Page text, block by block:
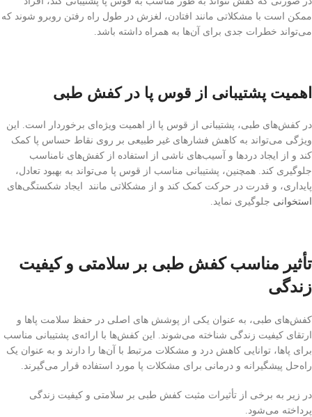
ممکن است با مشکلاتی مانند افتادن، لغزش در طول راه رفتن روبرو شوند که
می‌تواند خطرات جدی برای آن‌ها به همراه داشته باشد.
اهمیت پشتیبانی از قوس پا در کفش طبی
در کفش‌های طبی، پشتیبانی از قوس پا از اهمیت ویژه‌ای برخوردار است. این
ویژگی می‌تواند به کاهش فشارهای غیر طبیعی بر روی نقاط حساس پا کمک
کند و از ایجاد دردها و آسیب‌های ناشی از استفاده از کفش‌های نامناسب
جلوگیری کند. همچنین، پشتیبانی مناسب از قوس پا می‌تواند به بهبود تعادل،
پایداری، و قدرت در حرکت کمک کند و از مشکلاتی مانند ایجاد شکستگی‌های
استخوانی جلوگیری نماید.
تأثیر مناسب کفش طبی بر سلامتی و کیفیت
زندگی
کفش‌های طبی، به عنوان یکی از پوشش های اصلی در حفظ سلامت پاها و
ارتقای کیفیت زندگی شناخته می‌شوند. این کفش‌ها با ارائه‌ی پشتیبانی مناسب
برای پاها، توانایی کاهش درد و مشکلات مرتبط با آن‌ها را دارند و به عنوان یک
راه‌حل پیشگیرانه و درمانی برای مشکلات پا مورد استفاده قرار می‌گیرند.
در زیر به برخی از تأثیرات مثبت کفش طبی بر سلامتی و کیفیت زندگی
پرداخته می‌شود.